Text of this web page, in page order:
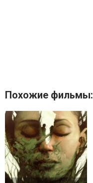
Похожие фильмы: